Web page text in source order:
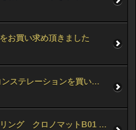
お買い求め頂きました
オメガ コンステレーションを買い求め頂きました！
ブライトリング クロノマットB01 42をお買い求め頂きました！